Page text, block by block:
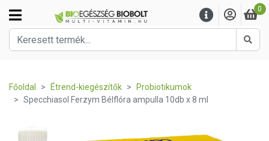
0
Főoldal Étrend-kiegészítők
Probiotikumok
Specchiasol Ferzym Bélflóra ampulla 10db x 8 ml